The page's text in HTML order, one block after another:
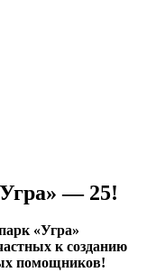
— 25!
«Угра»
к созданию
помощников!